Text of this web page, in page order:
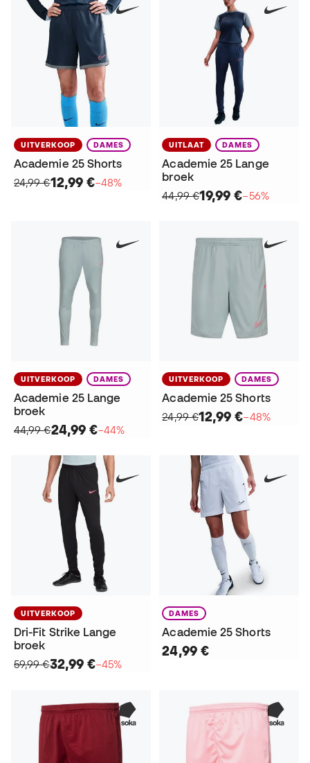
UITVERKOOP DAMES
Academie 25 Shorts
24,99 €12,99 €−48%
UITLAAT DAMES
Academie 25 Lange
broek
44,99 €19,99 €−56%
UITVERKOOP DAMES
Academie 25 Lange
broek
44,99 €24,99 €−44%
UITVERKOOP DAMES
Academie 25 Shorts
24,99 €12,99 €−48%
UITVERKOOP
Dri-Fit Strike Lange
broek
59,99 €32,99 €−45%
DAMES
Academie 25 Shorts
24,99 €